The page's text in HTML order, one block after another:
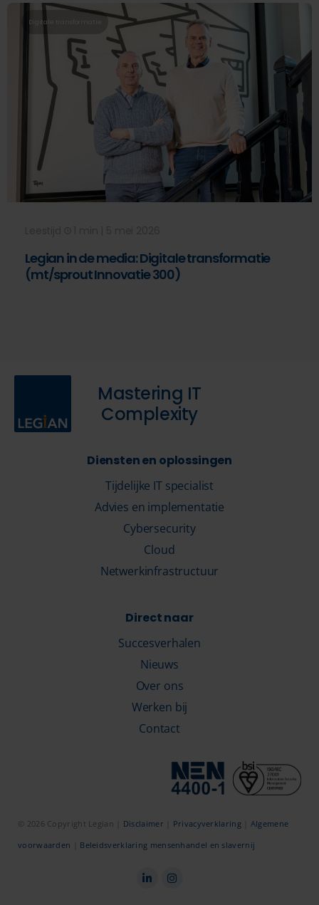
Digitale transformatie
Legian in de media: Digitale transformatie
(mt/sprout Innovatie 300)
Mastering IT
Complexity
Diensten en oplossingen
Tijdelijke IT specialist
Advies en implementatie
Cybersecurity
Cloud
Netwerkinfrastructuur
Direct naar
Succesverhalen
Nieuws
Over ons
Werken bij
Contact
© 2026 Copyright Legian | Disclaimer Privacyverklaring| Algemene
voorwaarden
Beleidsverklaring mensenhandel en slavernij